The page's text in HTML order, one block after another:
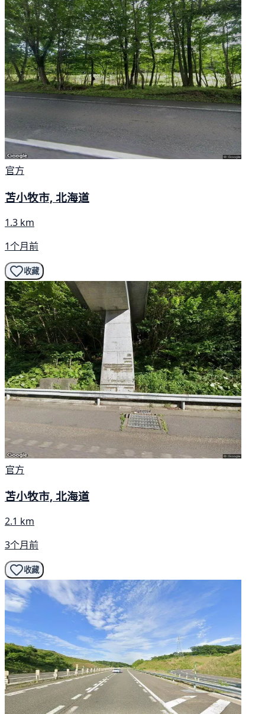
官方
苫小牧市, 北海道
1.3 km
1个月前
收藏
官方
苫小牧市, 北海道
2.1 km
3个月前
收藏